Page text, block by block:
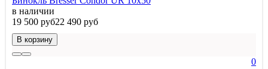
в наличии
19 500 руб22 490 руб
В корзину
0